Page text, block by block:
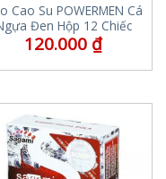
Cao Su POWERMEN Cá
Đen Hộp 12 Chiếc
120.000 ₫